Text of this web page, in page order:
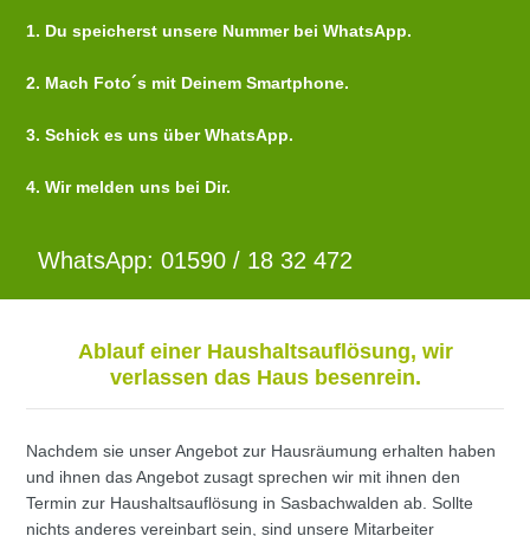
1. Du speicherst unsere Nummer bei WhatsApp.
2. Mach Foto´s mit Deinem Smartphone.
3. Schick es uns über WhatsApp.
4. Wir melden uns bei Dir.
WhatsApp: 01590 / 18 32 472
Ablauf einer Haushaltsauflösung, wir
verlassen das Haus besenrein.
Nachdem sie unser Angebot zur Hausräumung erhalten haben
und ihnen das Angebot zusagt sprechen wir mit ihnen den
Termin zur Haushaltsauflösung in Sasbachwalden ab. Sollte
nichts anderes vereinbart sein, sind unsere Mitarbeiter